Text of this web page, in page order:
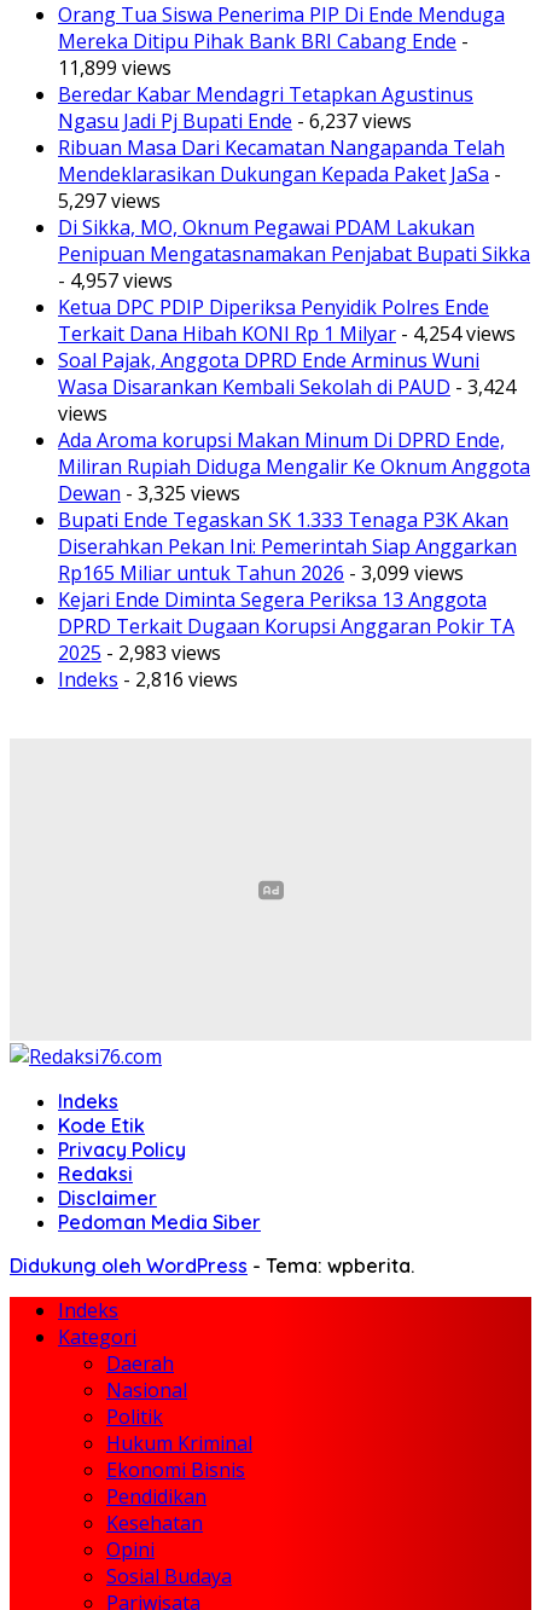
Orang Tua Siswa Penerima PIP Di Ende Menduga
Mereka Ditipu Pihak Bank BRI Cabang Ende -
11,899 views
Beredar Kabar Mendagri Tetapkan Agustinus
Ngasu Jadi Pj Bupati Ende - 6,237 views
Ribuan Masa Dari Kecamatan Nangapanda Telah
Mendeklarasikan Dukungan Kepada Paket JaSa -
5,297 views
Di Sikka, MO, Oknum Pegawai PDAM Lakukan
Penipuan Mengatasnamakan Penjabat Bupati Sikka
- 4,957 views
Ketua DPC PDIP Diperiksa Penyidik Polres Ende
Terkait Dana Hibah KONI Rp 1 Milyar - 4,254 views
Soal Pajak, Anggota DPRD Ende Arminus Wuni
Wasa Disarankan Kembali Sekolah di PAUD - 3,424
views
Ada Aroma korupsi Makan Minum Di DPRD Ende,
Miliran Rupiah Diduga Mengalir Ke Oknum Anggota
Dewan - 3,325 views
Bupati Ende Tegaskan SK 1.333 Tenaga P3K Akan
Diserahkan Pekan Ini: Pemerintah Siap Anggarkan
Rp165 Miliar untuk Tahun 2026 - 3,099 views
Kejari Ende Diminta Segera Periksa 13 Anggota
DPRD Terkait Dugaan Korupsi Anggaran Pokir TA
2025 - 2,983 views
Indeks - 2,816 views
Indeks
Kode Etik
Privacy Policy
Redaksi
Disclaimer
Pedoman Media Siber
Didukung oleh WordPress - Tema: wpberita.
Indeks
Kategori
Daerah
Nasional
Politik
Hukum Kriminal
Ekonomi Bisnis
Pendidikan
Kesehatan
Opini
Sosial Budaya
Pariwisata